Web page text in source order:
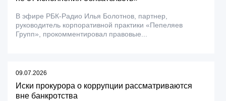
В эфире РБК-Радио Илья Болотнов, партнер,
руководитель корпоративной практики «Пепеляев
Групп», прокомментировал правовые...
09.07.2026
Иски прокурора о коррупции рассматриваются
вне банкротства